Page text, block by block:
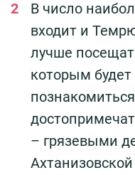
В число
входит и
лучше
которым будет
– грязевыми